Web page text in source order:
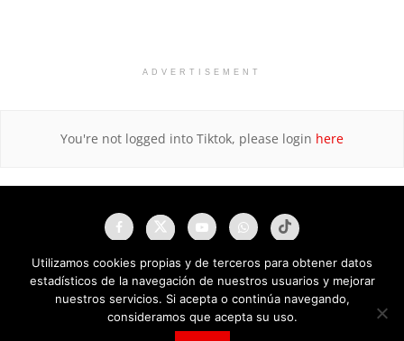
ADVERTISEMENT
You're not logged into Tiktok, please login here
Utilizamos cookies propias y de terceros para obtener datos
estadísticos de la navegación de nuestros usuarios y mejorar
nuestros servicios. Si acepta o continúa navegando,
consideramos que acepta su uso.